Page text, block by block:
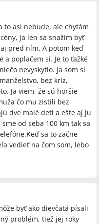
to asi nebude, ale chytám
ja len sa snažím byť
pred ním. A potom keď
a poplačem si. Je to ťažké
nevyskytlo. Ja som si
bez kríz,
Ja viem, že sú horšie
čo mu zistili bez
dve malé deti a ešte aj ju
od seba 100 km tak sa
sa to začne
vedieť na čom som, lebo
byť ako dievčatá písali
problém, tiež jej roky